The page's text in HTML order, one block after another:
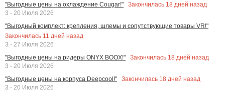
"Выгодные цены на охлаждение Cougar!"
Закончилась 18 дней назад
3 - 20 Июля 2026
"Выгодный комплект: крепления, шлемы и сопутствующие товары VR!"
Закончилась 11 дней назад
3 - 27 Июля 2026
"Выгодные цены на ридеры ONYX BOOX!"
Закончилась 18 дней назад
3 - 20 Июля 2026
"Выгодные цены на корпуса Deepcool!"
Закончилась 18 дней назад
3 - 20 Июля 2026